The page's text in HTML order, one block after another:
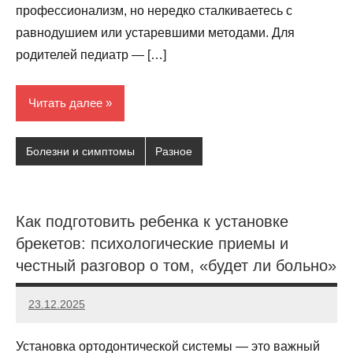
профессионализм, но нередко сталкиваетесь с
равнодушием или устаревшими методами. Для
родителей педиатр — […]
Читать далее
Болезни и симптомы Разное
Как подготовить ребенка к установке
брекетов: психологические приемы и
честный разговор о том, «будет ли больно»
23.12.2025
poladmin
Нет
Установка ортодонтической системы — это важный